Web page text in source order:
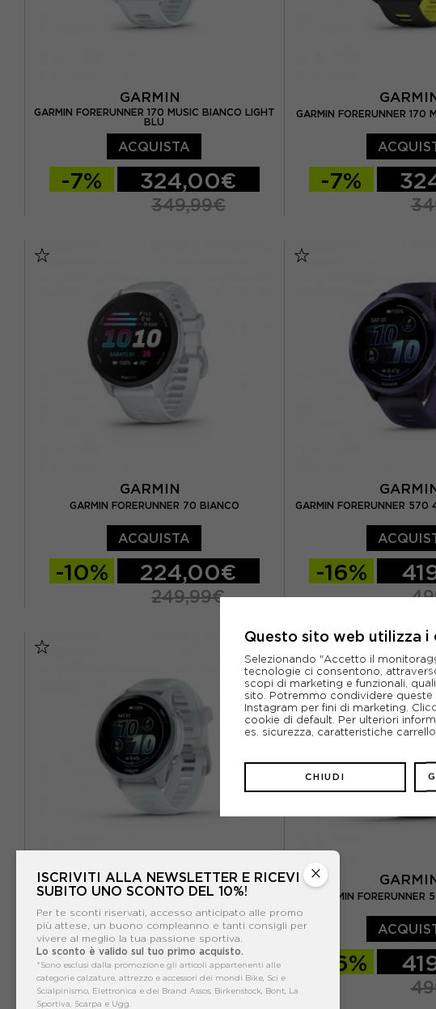
GARMIN
GARMIN FORERUNNER 170 MUSIC BIANCO LIGHT
BLU
ACQUISTA
-7% 324,00€
349,99€
GARMIN FORERUNNER 170
-7%
GARMIN
GARMIN FORERUNNER 70 BIANCO
ACQUISTA
-10% 224,00€
249,99€
GARMIN FORERUNNER 570
-16%
GARMIN
GARMIN FORERUNNER 570 42MM BIANCO BLU
ACQUISTA
-16% 419,00€
499,99€
GARMIN FORERUNNER
-16%
×
ISCRIVITI ALLA NEWSLETTER E RICEVI
SUBITO UNO SCONTO DEL 10%!
Per te sconti riservati, accesso anticipato alle promo
più attese, un buono compleanno e tanti consigli per
vivere al meglio la tua passione sportiva.
Lo sconto è valido sul tuo primo acquisto.
*Sono esclusi dalla promozione gli articoli appartenenti alle
categorie calzature, attrezzo e accessori dei mondi Bike, Sci e
Scialpinismo, Elettronica e dei Brand Assos, Birkenstock, Bont, La
Sportiva, Scarpa e Ugg.
Questo sito web utilizza i
Selezionando "Accetto il
tecnologie ci consentono,
scopi di marketing e funzionali,
sito. Potremmo condividere
Instagram per fini di marketing.
cookie di default. Per ulteriori
es. sicurezza, caratteristiche
CHIUDI